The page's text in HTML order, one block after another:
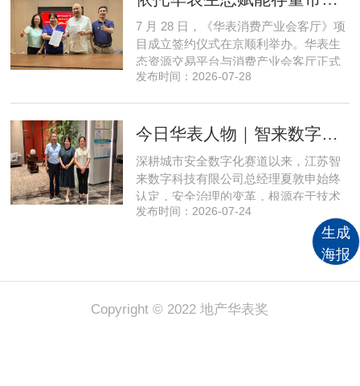
生成
海报
实体经济长效发展注入全新动能
7 月 28 日，《华表消费产业会客厅》项
目成立签约仪式在京顺利举办。华表生
态资源交易平台与消费产业会客厅正式
签署合作协议，标志着立足华表生态资
源交易平台董事长吴海花，消费产业会
资管理有限公司总经理孙燕南
发布时间：2026-07-28
今日华表人物｜智来数字总经理夏敦申：探寻城市风险 AI 防控创新之路
深耕城市安全数字化赛道以来，江苏智
来数字科技有限公司总经理夏敦申始终
认定，安全治理的变革，根源在于技术
模式的革新。在他看来，智慧消防不只
是简单的设备智能化，而是打通感知、
研判、预警、处置全链条，推动城市安
全从 “事后救火” 转向 “事前防患”。依靠
清晰的发展方向与持续不断的研发投
入，智来数字稳步搭建起面
发布时间：2026-07-24
Copyright © 2022 地产华表奖